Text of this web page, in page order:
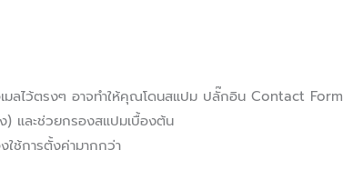
ลไว้ตรงๆ อาจทำให้คุณโดนสแปม ปลั๊กอิน Contact Form
) และช่วยกรองสแปมเบื้องต้น
ช้การตั้งค่ามากกว่า